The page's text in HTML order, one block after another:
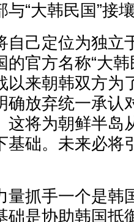
“大韩民国”接
自己定位为独立
官方名称“大
以来朝韩双方为
确放弃统一承认
这将为朝鲜半岛
基础。未来必将
量抓手一个是韩
础是协助韩国抵